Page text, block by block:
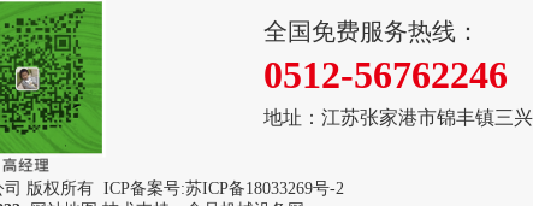
全国免费服务热线：
0512-56762246
地址：江苏张家港市锦丰镇三
版权所有 ICP备案号:苏ICP备18033269号-2